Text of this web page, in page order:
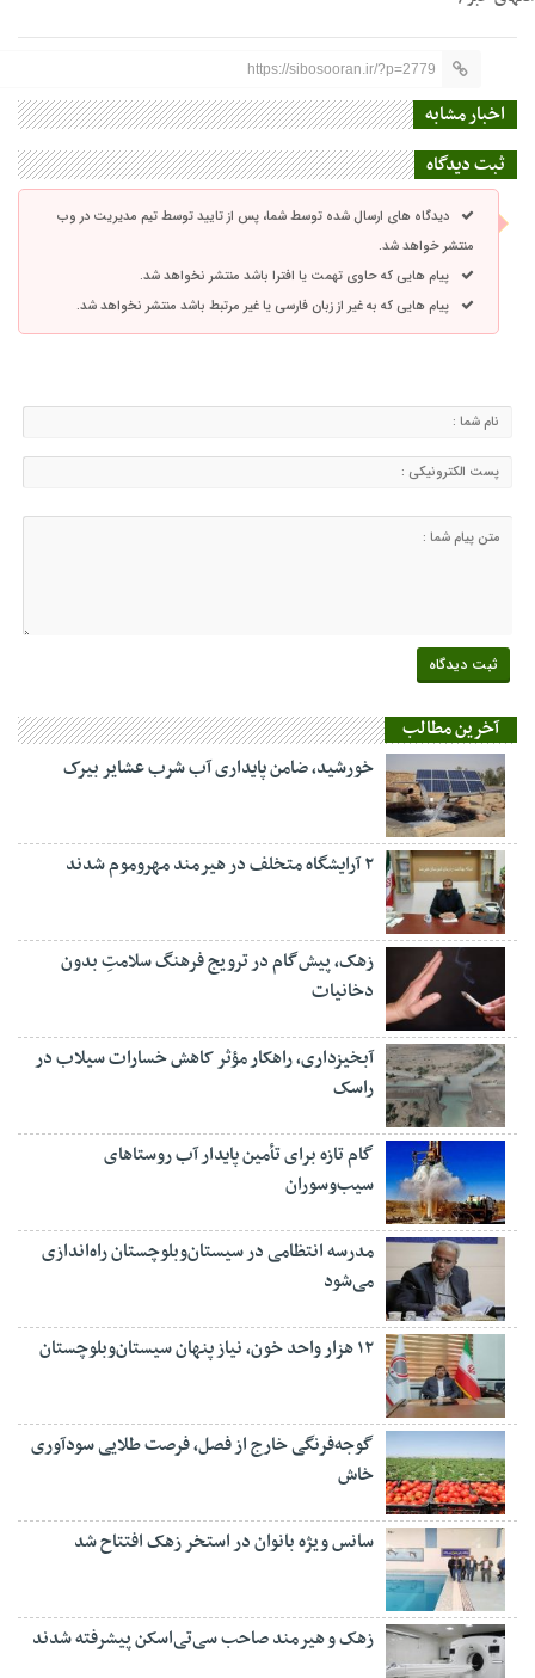
https://sibosooran.ir/?p=2779
اخبار مشابه
ثبت دیدگاه
دیدگاه های ارسال شده توسط شما، پس از تایید توسط تیم مدیریت در وب
منتشر خواهد شد.
پیام هایی که حاوی تهمت یا افترا باشد منتشر نخواهد شد.
پیام هایی که به غیر از زبان فارسی یا غیر مرتبط باشد منتشر نخواهد شد.
آخرین مطالب
خورشید، ضامن پایداری آب شرب عشایر بیرک
۲ آرایشگاه متخلف در هیرمند مهروموم شدند
زهک، پیش‌گام در ترویج فرهنگ سلامتِ بدون
دخانیات
آبخیزداری، راهکار مؤثر کاهش خسارات سیلاب در
راسک
گام تازه برای تأمین پایدار آب روستاهای
سیب‌وسوران
مدرسه انتظامی در سیستان‌وبلوچستان راه‌اندازی
می‌شود
۱۲ هزار واحد خون، نیاز پنهان سیستان‌وبلوچستان
گوجه‌فرنگی خارج از فصل، فرصت طلایی سودآوری
خاش
سانس ویژه بانوان در استخر زهک افتتاح شد
زهک و هیرمند صاحب سی‌تی‌اسکن پیشرفته شدند